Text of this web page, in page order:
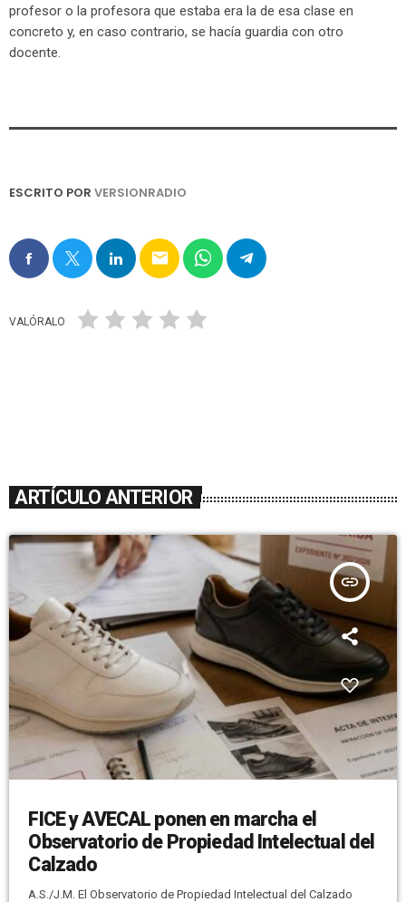
profesor o la profesora que estaba era la de esa clase en
concreto y, en caso contrario, se hacía guardia con otro
docente.
ESCRITO POR VERSIONRADIO
email
VALÓRALO
ARTÍCULO ANTERIOR
insert_link
FICE y AVECAL ponen en marcha el
Observatorio de Propiedad Intelectual del
Calzado
A.S./J.M. El Observatorio de Propiedad Intelectual del Calzado